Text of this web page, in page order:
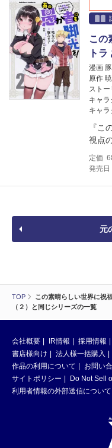
TOP
この素晴らしい世界に祝
（２）と同じシリーズの一覧
この
ト
漫画
原作
ストー
キャ
キャ
『こ
視点
定価
発売日
元
会社概要 IR情報 採用情報
書店様向け
法人様一括購入
作品の利用について
お問い
サイトポリシー
Do Not Sell
利用者情報の外部送信について